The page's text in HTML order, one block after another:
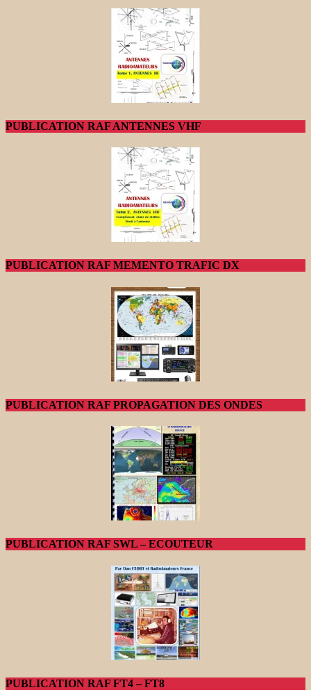
PUBLICATION RAF ANTENNES VHF
PUBLICATION RAF MEMENTO TRAFIC DX
PUBLICATION RAF PROPAGATION DES ONDES
PUBLICATION RAF SWL – ECOUTEUR
PUBLICATION RAF FT4 – FT8